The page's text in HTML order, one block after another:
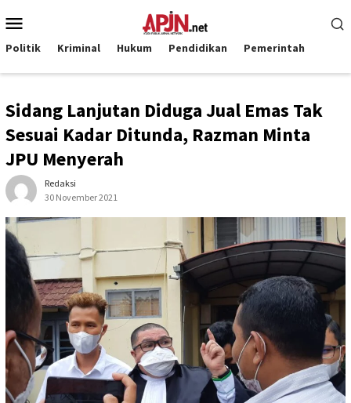
ke
kontenMobile
Politik Kriminal Hukum Pendidikan Pemerintah
Sidang Lanjutan Diduga Jual Emas Tak
Sesuai Kadar Ditunda, Razman Minta
JPU Menyerah
Redaksi
30 November 2021